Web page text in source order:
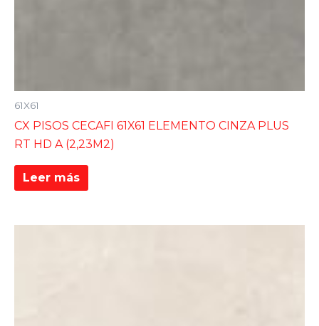
61X61
CX PISOS CECAFI 61X61 ELEMENTO CINZA PLUS
RT HD A (2,23M2)
Leer más